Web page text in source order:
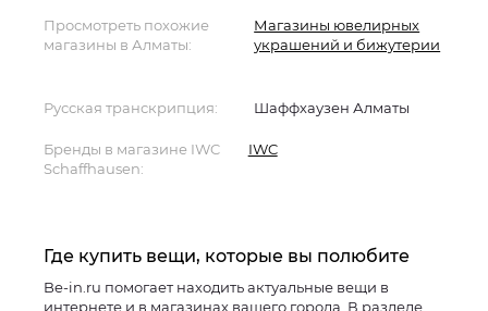
Просмотреть похожие
магазины в Алматы:
Магазины ювелирных
украшений и бижутерии
Русская транскрипция: Шаффхаузен Алматы
Бренды в магазине IWC
Schaffhausen:
IWC
Где купить вещи, которые вы полюбите
Be-in.ru помогает находить актуальные вещи в
интернете и в магазинах вашего города. В разделе